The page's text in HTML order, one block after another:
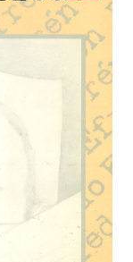
electrónicos